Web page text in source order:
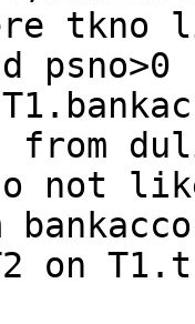
tkno
psno>0
not
on